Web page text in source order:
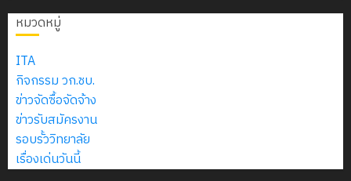
หมวดหมู่
ITA
กิจกรรม วก.ชบ.
ข่าวจัดซื้อจัดจ้าง
ข่าวรับสมัครงาน
รอบรั้ววิทยาลัย
เรื่องเด่นวันนี้